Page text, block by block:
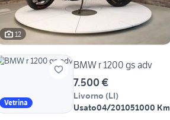
12
Vetrina
BMW r 1200 gs adv
7.500 €
Livorno (LI)
Usato04/201051000 Km